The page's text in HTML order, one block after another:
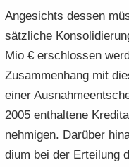
An­ge­sichts des­sen
sätz­li­che
Mio € er­schlos­sen
Zu­sam­men­hang mit
einer
2005 ent­hal­te­ne
neh­mi­gen. Dar­über
di­um bei der Er­tei­lung